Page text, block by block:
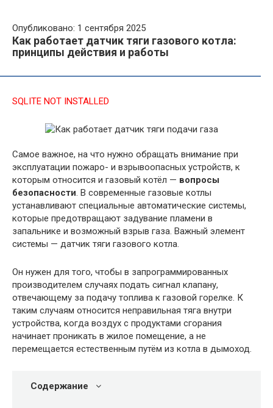
Опубликовано: 1 сентября 2025
Как работает датчик тяги газового котла:
принципы действия и работы
SQLITE NOT INSTALLED
Самое важное, на что нужно обращать внимание при
эксплуатации пожаро- и взрывоопасных устройств, к
которым относится и газовый котёл — вопросы
безопасности. В современные газовые котлы
устанавливают специальные автоматические системы,
которые предотвращают задувание пламени в
запальнике и возможный взрыв газа. Важный элемент
системы — датчик тяги газового котла.
Он нужен для того, чтобы в запрограммированных
производителем случаях подать сигнал клапану,
отвечающему за подачу топлива к газовой горелке. К
таким случаям относится неправильная тяга внутри
устройства, когда воздух с продуктами сгорания
начинает проникать в жилое помещение, а не
перемещается естественным путём из котла в дымоход.
Содержание